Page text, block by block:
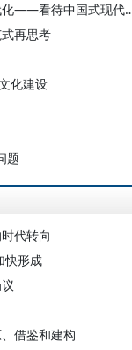
何中华：文明互鉴与作为世界历史
再思考
化建设
题
代转向
快形成
借鉴和建构